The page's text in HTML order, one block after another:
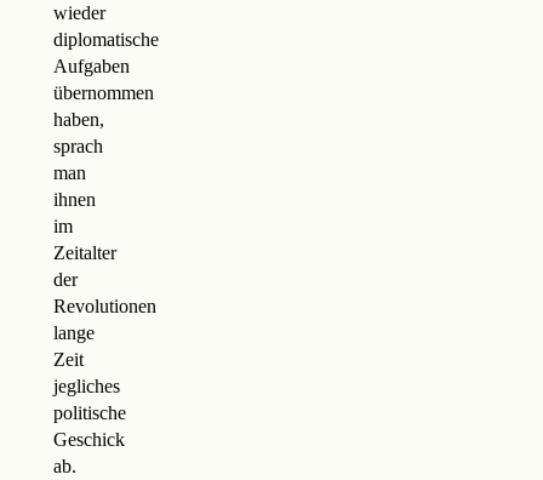
wieder
diplomatische
Aufgaben
übernommen
haben,
sprach
man
ihnen
im
Zeitalter
der
Revolutionen
lange
Zeit
jegliches
politische
Geschick
ab.